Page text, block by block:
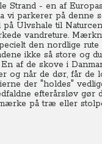
Strand - en af
vi parkerer på denne
Ulvshale til
vandreture.
den nordlige
ikke så store og
af de skove i
og når de dør, får de
der "holdes"
efterårsløv gør
på træ eller